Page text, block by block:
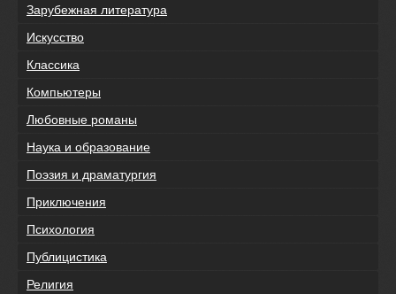
Зарубежная литература
Искусство
Классика
Компьютеры
Любовные романы
Наука и образование
Поэзия и драматургия
Приключения
Психология
Публицистика
Религия